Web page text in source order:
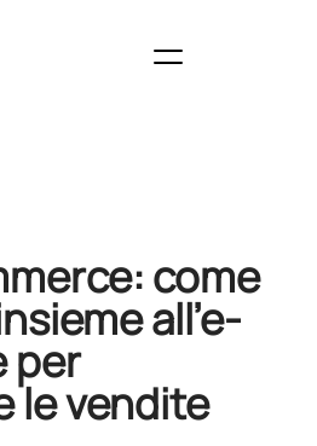
come
all’e-
per
le vendite